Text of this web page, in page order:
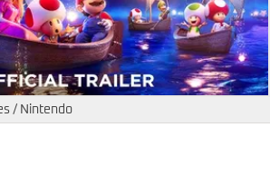
/ Nintendo